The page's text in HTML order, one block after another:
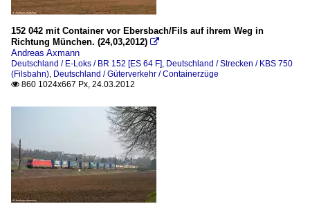
152 042 mit Container vor Ebersbach/Fils auf ihrem Weg in
Richtung München. (24,03,2012) 
Andreas Axmann
Deutschland / E-Loks / BR 152 [ES 64 F], Deutschland / Strecken / KBS 750
(Filsbahn), Deutschland / Güterverkehr / Containerzüge
 860 1024x667 Px, 24.03.2012